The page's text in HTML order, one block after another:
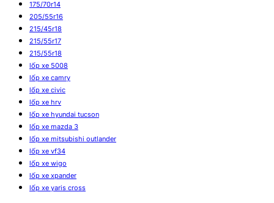
175/70r14
205/55r16
215/45r18
215/55r17
215/55r18
lốp xe 5008
lốp xe camry
lốp xe civic
lốp xe hrv
lốp xe hyundai tucson
lốp xe mazda 3
lốp xe mitsubishi outlander
lốp xe vf34
lốp xe wigo
lốp xe xpander
lốp xe yaris cross